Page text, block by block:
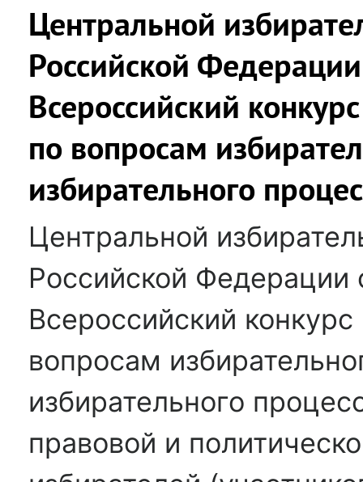
Центральной
Российской
Всероссийский
по вопросам
избирательного
Центральной
Российской Федерации
Всероссийский
вопросам
избирательного
правовой и